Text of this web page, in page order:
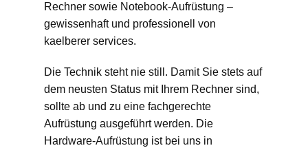
Rechner sowie Notebook-Aufrüstung –
gewissenhaft und professionell von
kaelberer services.
Die Technik steht nie still. Damit Sie stets auf
dem neusten Status mit Ihrem Rechner sind,
sollte ab und zu eine fachgerechte
Aufrüstung ausgeführt werden. Die
Hardware-Aufrüstung ist bei uns in